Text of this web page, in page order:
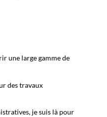
une large gamme de
des travaux
je suis là pour